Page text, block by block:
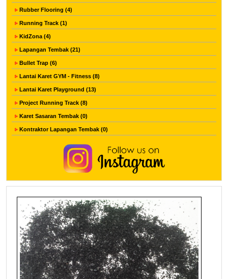
Rubber Flooring (4)
Running Track (1)
KidZona (4)
Lapangan Tembak (21)
Bullet Trap (6)
Lantai Karet GYM - Fitness (8)
Lantai Karet Playground (13)
Project Running Track (8)
Karet Sasaran Tembak (0)
Kontraktor Lapangan Tembak (0)